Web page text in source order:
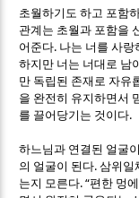
초월하기도 하고 포함
관계는 초월과 포함을
어준다. 나는 너를 사랑
하지만 너는 너대로 남
만 독립된 존재로 자유
을 완전히 유지하면서
를 끌어당기는 것이다.
하느님과 연결된 얼굴
의 얼굴이 된다.삼위일
는지 모른다. “편한 멍